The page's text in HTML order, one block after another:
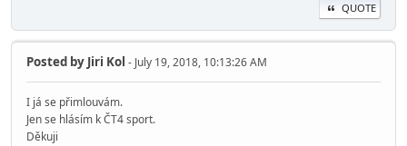
QUOTE
Posted by Jiri Kol - July 19, 2018, 10:13:26 AM
I já se přimlouvám.
Jen se hlásím k ČT4 sport.
Děkuji